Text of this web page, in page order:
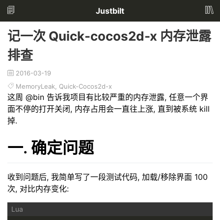
Justbilt
记一次 Quick-cocos2d-x 内存泄露
排查
2016-03-19
MemoryLeak
Quick-Cocos2d-x
这周 @bin 告诉我项目有比较严重的内存泄露, 任意一个界
面不停的打开关闭, 内存占用会一直往上涨, 直到被系统 kill
掉.
一. 确定问题
收到问题后, 我简单写了一段测试代码, 加载/移除界面 100
次, 对比内存变化: